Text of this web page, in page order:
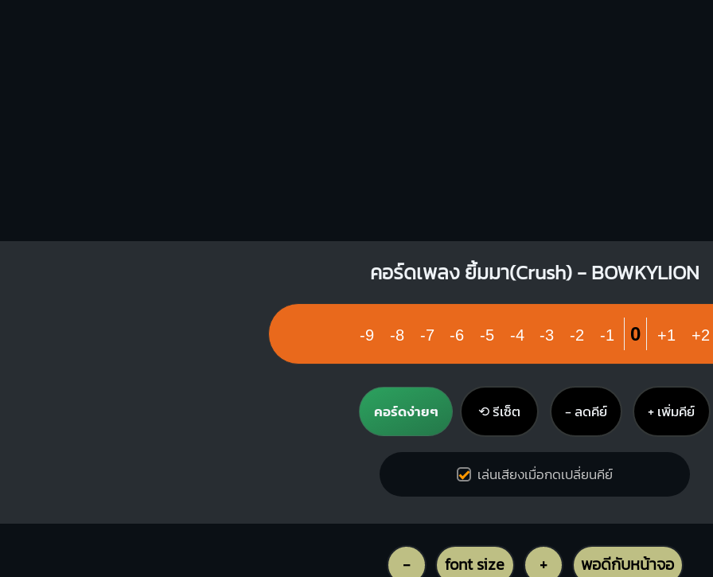
คอร์ดเพลง ยิ้มมา(Crush) - BOWKYLION
-9 -8 -7 -6 -5 -4 -3 -2 -1 0 +1 +2
คอร์ดง่ายๆ ⟲ รีเซ็ต − ลดคีย์ + เพิ่มคีย์
เล่นเสียงเมื่อกดเปลี่ยนคีย์
- font size + พอดีกับหน้าจอ